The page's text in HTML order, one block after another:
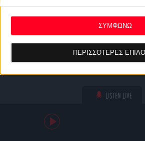
ανακαλέσετε τη συγκατάθεσή σας ανά
επιστρέφοντας σε αυτόν τον ιστότοπο και
κουμπί "Απορρήτου" στο κάτω μέρος της
ΠΕΡΙΣΣΟΤΕΡΕΣ
ΣΥΜΦΩΝΩ
LISTEN LIVE